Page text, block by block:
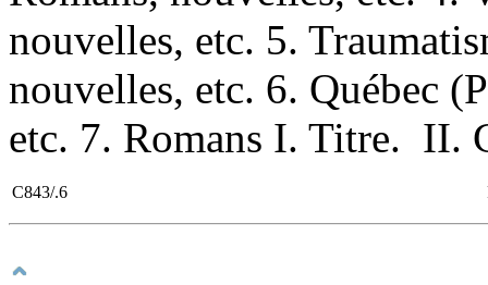
nouvelles, etc. 5.
nouvelles, etc. 6. Québec
etc. 7. Romans I. Titre. II.
C843/.6